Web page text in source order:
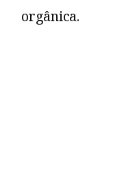
orgânica.